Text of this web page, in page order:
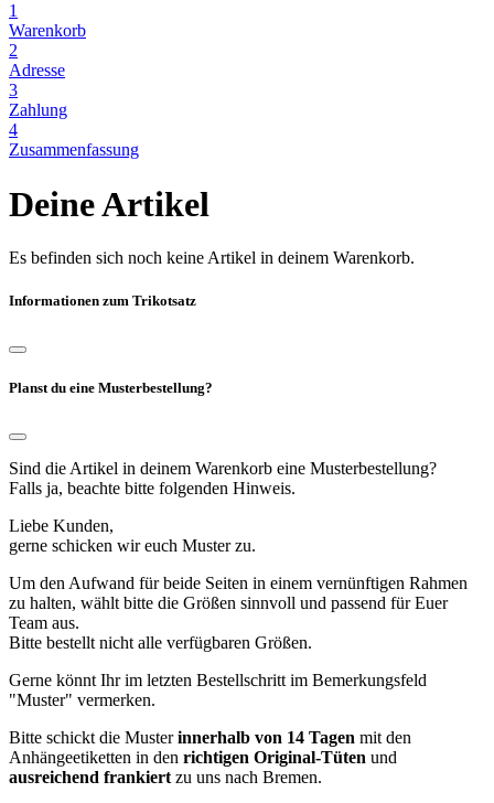
1
Warenkorb
2
Adresse
3
Zahlung
4
Zusammenfassung
Deine Artikel
Es befinden sich noch keine Artikel in deinem Warenkorb.
Informationen zum Trikotsatz
Planst du eine Musterbestellung?
Sind die Artikel in deinem Warenkorb eine Musterbestellung?
Falls ja, beachte bitte folgenden Hinweis.
Liebe Kunden,
gerne schicken wir euch Muster zu.
Um den Aufwand für beide Seiten in einem vernünftigen Rahmen
zu halten, wählt bitte die Größen sinnvoll und passend für Euer
Team aus.
Bitte bestellt nicht alle verfügbaren Größen.
Gerne könnt Ihr im letzten Bestellschritt im Bemerkungsfeld
"Muster" vermerken.
Bitte schickt die Musterinnerhalb von 14 Tagen mit den
Anhängeetiketten in den richtigen Original-Tüten und
ausreichend frankiert zu uns nach Bremen.